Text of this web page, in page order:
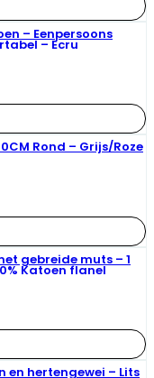
– Eenpersoons
– Ecru
Rond – Grijs/Roze
gebreide muts – 1
Katoen flanel
hertengewei – Lits